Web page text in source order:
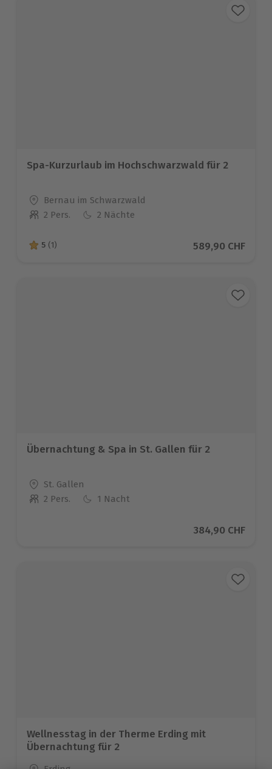
Spa-Kurzurlaub im Hochschwarzwald für 2
Standort
Bernau im Schwarzwald
Anzahl der Teilnehmer
2 Pers. 2 Nächte
5 von 5 Sternen basierend auf 1 Bewertungen
5 (1) Aktueller Preis
589,90 CHF
Übernachtung & Spa in St. Gallen für 2
Standort
St. Gallen
Anzahl der Teilnehmer
2 Pers. 1 Nacht
Aktueller Preis
384,90 CHF
Wellnesstag in der Therme Erding mit
Übernachtung für 2